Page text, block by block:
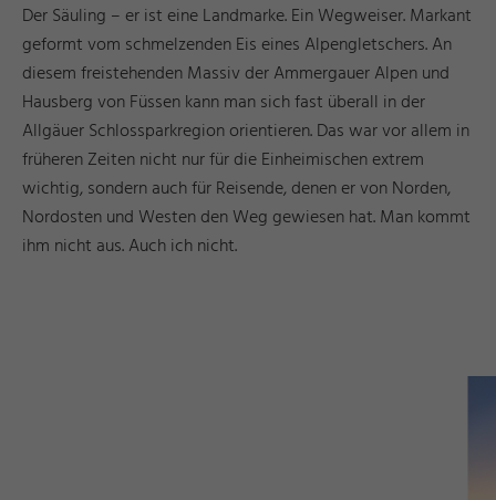
Der Säuling – er ist eine Landmarke. Ein Wegweiser. Markant
geformt vom schmelzenden Eis eines Alpengletschers. An
diesem freistehenden Massiv der Ammergauer Alpen und
Hausberg von Füssen kann man sich fast überall in der
Allgäuer Schlossparkregion orientieren. Das war vor allem in
früheren Zeiten nicht nur für die Einheimischen extrem
wichtig, sondern auch für Reisende, denen er von Norden,
Nordosten und Westen den Weg gewiesen hat. Man kommt
ihm nicht aus. Auch ich nicht.